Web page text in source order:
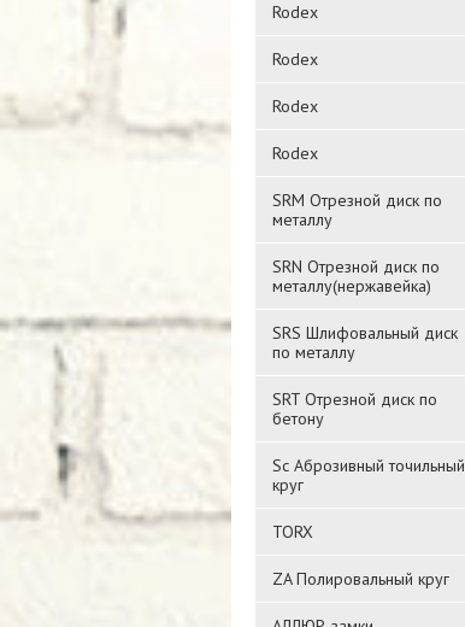
Rodex
Rodex
Rodex
Rodex
SRM Отрезной диск по
металлу
SRN Отрезной диск по
металлу(нержавейка)
SRS Шлифовальный диск
по металлу
SRT Отрезной диск по
бетону
Sc Аброзивный точильный
круг
TORX
ZA Полировальный круг